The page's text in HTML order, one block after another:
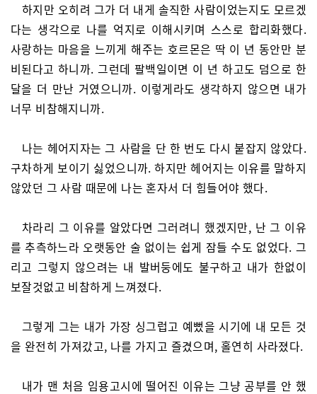
하지만 오히려 그가 더 내게 솔직한 사람이었는지도 모르겠
다는 생각으로 나를 억지로 이해시키며 스스로 합리화했다.
사랑하는 마음을 느끼게 해주는 호르몬은 딱 이 년 동안만 분
비된다고 하니까. 그런데 팔백일이면 이 년 하고도 덤으로 한
달을 더 만난 거였으니까. 이렇게라도 생각하지 않으면 내가
너무 비참해지니까.
나는 헤어지자는 그 사람을 단 한 번도 다시 붙잡지 않았다.
구차하게 보이기 싫었으니까. 하지만 헤어지는 이유를 말하지
않았던 그 사람 때문에 나는 혼자서 더 힘들어야 했다.
차라리 그 이유를 알았다면 그러려니 했겠지만, 난 그 이유
를 추측하느라 오랫동안 술 없이는 쉽게 잠들 수도 없었다. 그
리고 그렇지 않으려는 내 발버둥에도 불구하고 내가 한없이
보잘것없고 비참하게 느껴졌다.
그렇게 그는 내가 가장 싱그럽고 예뻤을 시기에 내 모든 것
을 완전히 가져갔고, 나를 가지고 즐겼으며, 홀연히 사라졌다.
내가 맨 처음 임용고시에 떨어진 이유는 그냥 공부를 안 했